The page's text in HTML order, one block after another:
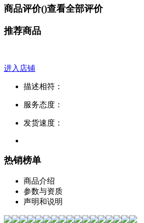
商品评价()查看全部评价
推荐商品
进入店铺
描述相符：
服务态度：
发货速度：
热销榜单
商品介绍
参数与资质
声明和说明